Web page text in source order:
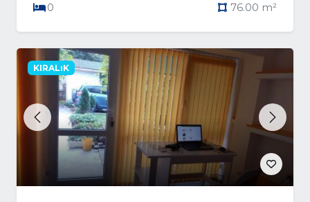
0 76.00 m²
Previous Next
KIRALıK